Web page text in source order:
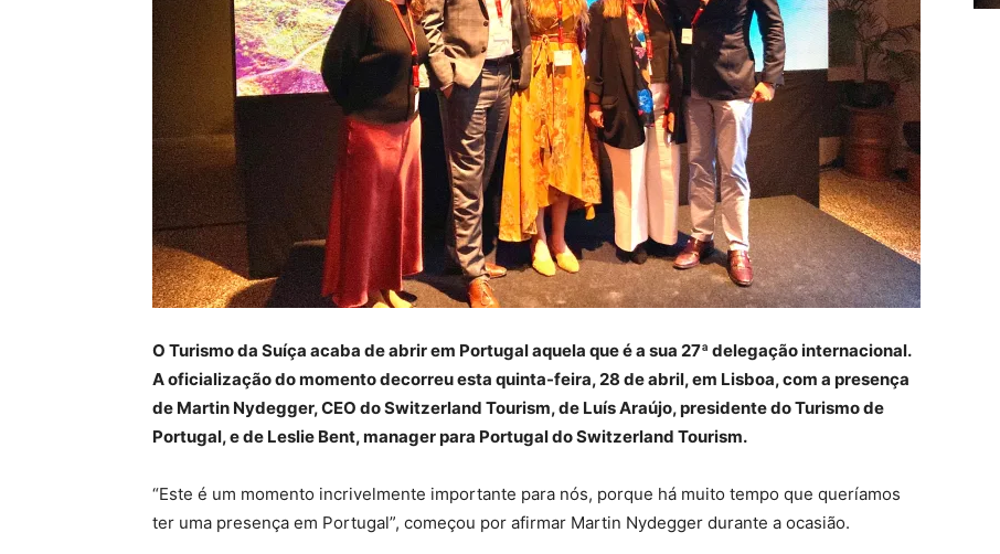
O Turismo da Suíça acaba de abrir em Portugal aquela que é a sua 27ª delegação internacional.
A oficialização do momento decorreu esta quinta-feira, 28 de abril, em Lisboa, com a presença
de Martin Nydegger, CEO do Switzerland Tourism, de Luís Araújo, presidente do Turismo de
Portugal, e de Leslie Bent, manager para Portugal do Switzerland Tourism.
“Este é um momento incrivelmente importante para nós, porque há muito tempo que queríamos
ter uma presença em Portugal”, começou por afirmar Martin Nydegger durante a ocasião.